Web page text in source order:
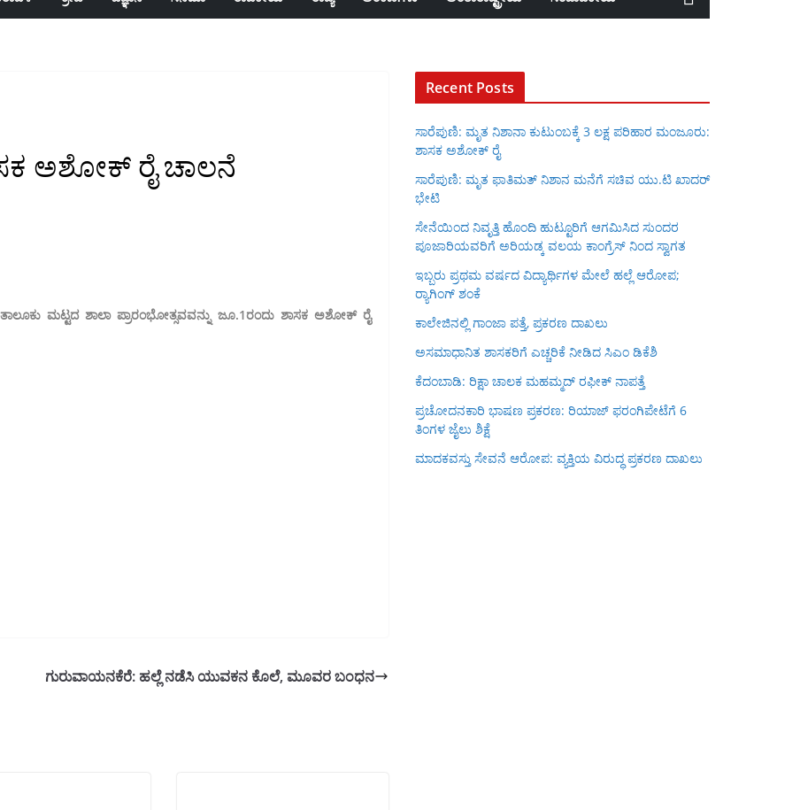
ಅಶೋಕ್ ರೈ ಚಾಲನೆ
ಮಟ್ಟದ ಶಾಲಾ ಪ್ರಾರಂಭೋತ್ಸವವನ್ನು ಜೂ.1ರಂದು ಶಾಸಕ ಅಶೋಕ್ ರೈ
ಗುರುವಾಯನಕೆರೆ: ಹಲ್ಲೆ ನಡೆಸಿ ಯುವಕನ ಕೊಲೆ, ಮೂವರ ಬಂಧನ
Recent Posts
ಸಾರೆಪುಣಿ: ಮೃತ ನಿಶಾನಾ ಕುಟುಂಬಕ್ಕೆ 3 ಲಕ್ಷ ಪರಿಹಾರ ಮಂಜೂರು:
ಶಾಸಕ ಅಶೋಕ್ ರೈ
ಸಾರೆಪುಣಿ: ಮೃತ ಫಾತಿಮತ್ ನಿಶಾನ ಮನೆಗೆ ಸಚಿವ ಯು.ಟಿ ಖಾದರ್
ಭೇಟಿ
ಸೇನೆಯಿಂದ ನಿವೃತ್ತಿ ಹೊಂದಿ ಹುಟ್ಟೂರಿಗೆ ಆಗಮಿಸಿದ ಸುಂದರ
ಪೂಜಾರಿಯವರಿಗೆ ಅರಿಯಡ್ಕ ವಲಯ ಕಾಂಗ್ರೆಸ್ ನಿಂದ ಸ್ವಾಗತ
ಇಬ್ಬರು ಪ್ರಥಮ ವರ್ಷದ ವಿದ್ಯಾರ್ಥಿಗಳ ಮೇಲೆ ಹಲ್ಲೆ ಆರೋಪ;
ರ‍್ಯಾಗಿಂಗ್ ಶಂಕೆ
ಕಾಲೇಜಿನಲ್ಲಿ ಗಾಂಜಾ ಪತ್ತೆ, ಪ್ರಕರಣ ದಾಖಲು
ಅಸಮಾಧಾನಿತ ಶಾಸಕರಿಗೆ ಎಚ್ಚರಿಕೆ ನೀಡಿದ ಸಿಎಂ ಡಿಕೆಶಿ
ಕೆದಂಬಾಡಿ: ರಿಕ್ಷಾ ಚಾಲಕ ಮಹಮ್ಮದ್ ರಫೀಕ್ ನಾಪತ್ತೆ
ಪ್ರಚೋದನಕಾರಿ ಭಾಷಣ ಪ್ರಕರಣ: ರಿಯಾಜ್ ಫರಂಗಿಪೇಟೆಗೆ 6
ತಿಂಗಳ ಜೈಲು ಶಿಕ್ಷೆ
ಮಾದಕವಸ್ತು ಸೇವನೆ ಆರೋಪ: ವ್ಯಕ್ತಿಯ ವಿರುದ್ಧ ಪ್ರಕರಣ ದಾಖಲು